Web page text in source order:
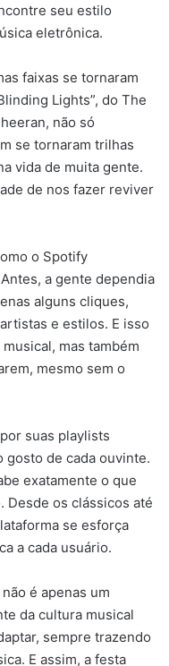
seu estilo
eletrônica.
faixas se tornaram
Lights”, do The
não só
se tornaram trilhas
vida de muita gente.
de nos fazer reviver
o Spotify
a gente dependia
alguns cliques,
e estilos. E isso
mas também
mesmo sem o
suas playlists
gosto de cada ouvinte.
exatamente o que
Desde os clássicos até
se esforça
a cada usuário.
é apenas um
da cultura musical
sempre trazendo
E assim, a festa